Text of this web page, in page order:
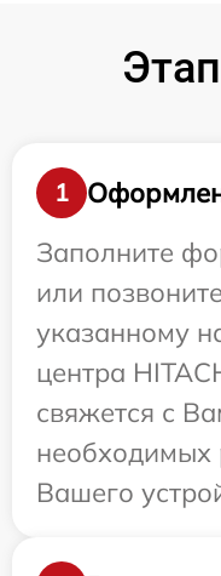
1
Заполните
или
указанному
центра
свяжется с
необходимых
Вашего